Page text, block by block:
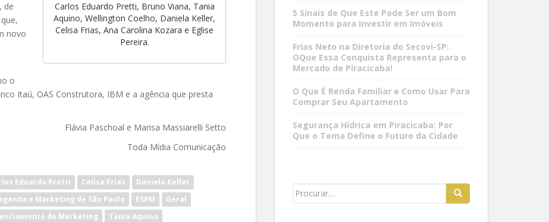
Carlos Eduardo Pretti, Bruno Viana, Tania
Aquino, Wellington Coelho, Daniela Keller,
Celisa Frias, Ana Carolina Kozara e Eglise
Pereira.
de
novo
o
Itaú, OAS Construtora, IBM e a agência que presta
Flávia Paschoal e Marisa Massiarelli Setto
Toda Mídia Comunicação
Eduardo Pretti Celisa Frias
Daniela Keller
e Marketing de São Paulo ESPM
Geral
de Marketing
Tania Aquino
5 Sinais de Que Este Pode Ser um Bom
Momento para Investir em Imóveis
Frias Neto na Diretoria do Secovi-SP:
OQue Essa Conquista Representa para o
Mercado de Piracicaba!
O Que É Renda Familiar e Como Usar Para
Comprar Seu Apartamento
Segurança Hídrica em Piracicaba: Por
Que o Tema Define o Futuro da Cidade
Search